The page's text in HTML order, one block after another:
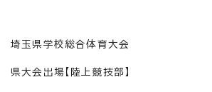
埼玉県学校総合体育大会
県大会出場【陸上競技部】